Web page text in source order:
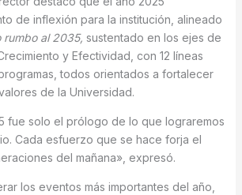
de inflexión para la institución, alineado
rumbo al 2035, sustentado en los ejes de
y Efectividad, con 12 líneas
todos orientados a fortalecer
de la Universidad.
fue solo el prólogo de lo que lograremos
Cada esfuerzo que se hace forja el
del mañana», expresó.
los eventos más importantes del año,